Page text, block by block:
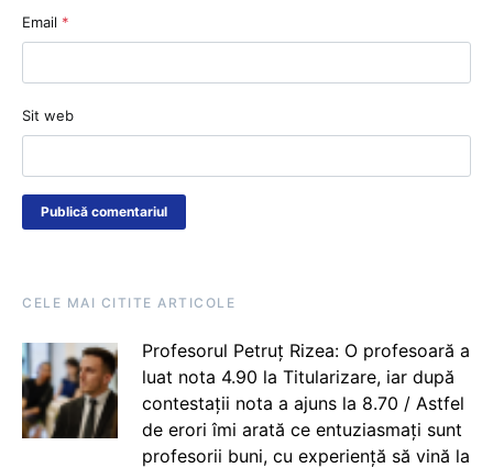
Email *
Sit web
CELE MAI CITITE ARTICOLE
Profesorul Petruț Rizea: O profesoară a
luat nota 4.90 la Titularizare, iar după
contestații nota a ajuns la 8.70 / Astfel
de erori îmi arată ce entuziasmați sunt
profesorii buni, cu experiență să vină la